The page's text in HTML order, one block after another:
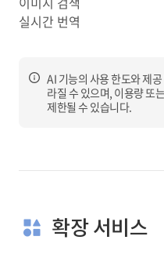
실시간 번역
AI 기능의 사용 한도와 제
라질 수 있으며, 이용량 또
제한될 수 있습니다.
확장 서비스